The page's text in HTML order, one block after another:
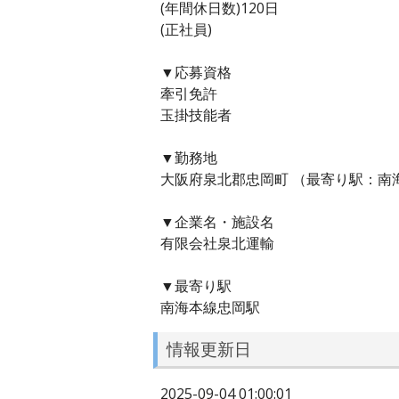
(年間休日数)120日
(正社員)
▼応募資格
牽引免許
玉掛技能者
▼勤務地
大阪府泉北郡忠岡町 （最寄り駅：南
▼企業名・施設名
有限会社泉北運輸
▼最寄り駅
南海本線忠岡駅
情報更新日
2025-09-04 01:00:01